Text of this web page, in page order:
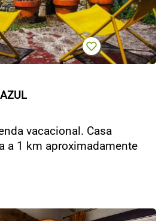
vacacional. Casa
a 1 km aproximadamente